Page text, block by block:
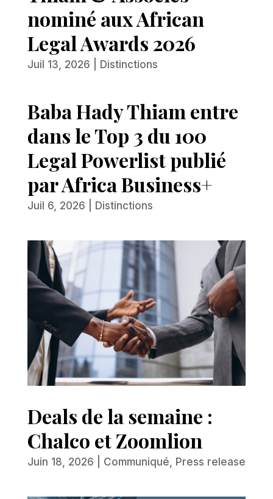
nominé aux African
Legal Awards 2026
Juil 13, 2026 Distinctions
Baba Hady Thiam entre
dans le Top 3 du 100
Legal Powerlist publié
par Africa Business+
Juil 6, 2026 Distinctions
Deals de la semaine :
Chalco et Zoomlion
Juin 18, 2026 Communiqué, Press release